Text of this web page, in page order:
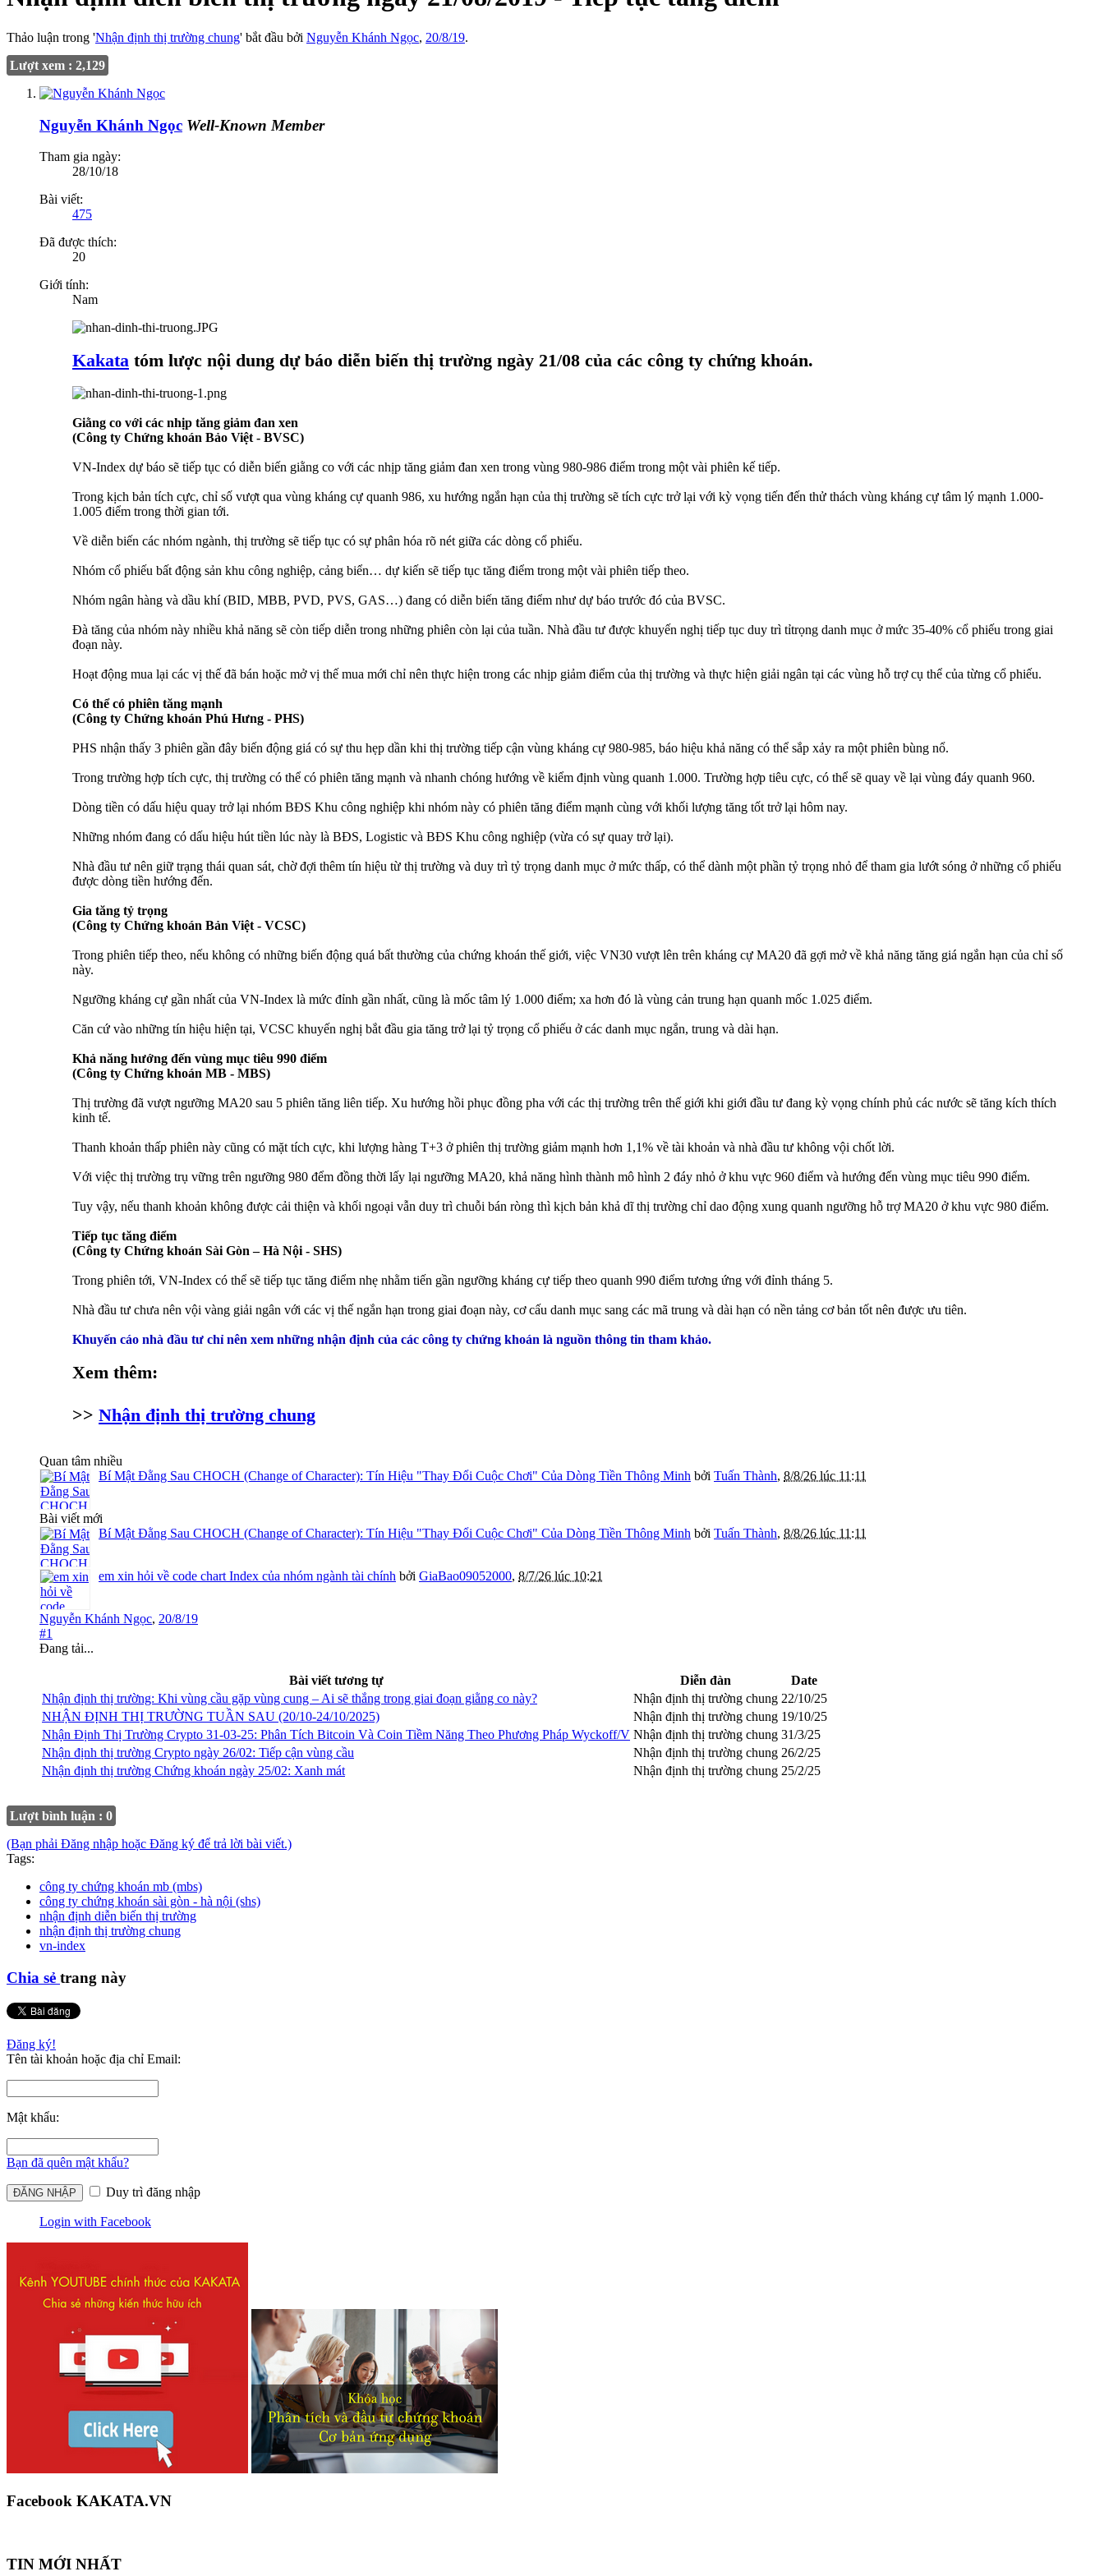
Thảo luận trong 'Nhận định thị trường chung' bắt đầu bởi Nguyễn Khánh Ngọc, 20/8/19.
Lượt xem : 2,129
Nguyễn Khánh Ngọc Well-Known Member
Tham gia ngày:
28/10/18
Bài viết:
475
Đã được thích:
20
Giới tính:
Nam
Kakata tóm lược nội dung dự báo diễn biến thị trường ngày 21/08 của các công ty chứng khoán.
Giằng co với các nhịp tăng giảm đan xen
(Công ty Chứng khoán Bảo Việt - BVSC)
VN-Index dự báo sẽ tiếp tục có diễn biến giằng co với các nhịp tăng giảm đan xen trong vùng 980-986 điểm trong một vài phiên kế tiếp.
Trong kịch bản tích cực, chỉ số vượt qua vùng kháng cự quanh 986, xu hướng ngắn hạn của thị trường sẽ tích cực trở lại với kỳ vọng tiến đến thử thách vùng kháng cự tâm lý mạnh 1.000-
1.005 điểm trong thời gian tới.
Về diễn biến các nhóm ngành, thị trường sẽ tiếp tục có sự phân hóa rõ nét giữa các dòng cổ phiếu.
Nhóm cổ phiếu bất động sản khu công nghiệp, cảng biển… dự kiến sẽ tiếp tục tăng điểm trong một vài phiên tiếp theo.
Nhóm ngân hàng và dầu khí (BID, MBB, PVD, PVS, GAS…) đang có diễn biến tăng điểm như dự báo trước đó của BVSC.
Đà tăng của nhóm này nhiều khả năng sẽ còn tiếp diễn trong những phiên còn lại của tuần. Nhà đầu tư được khuyến nghị tiếp tục duy trì tỉtrọng danh mục ở mức 35-40% cổ phiếu trong giai
đoạn này.
Hoạt động mua lại các vị thế đã bán hoặc mở vị thế mua mới chỉ nên thực hiện trong các nhịp giảm điểm của thị trường và thực hiện giải ngân tại các vùng hỗ trợ cụ thể của từng cổ phiếu.
Có thể có phiên tăng mạnh
(Công ty Chứng khoán Phú Hưng - PHS)
PHS nhận thấy 3 phiên gần đây biến động giá có sự thu hẹp dần khi thị trường tiếp cận vùng kháng cự 980-985, báo hiệu khả năng có thể sắp xảy ra một phiên bùng nổ.
Trong trường hợp tích cực, thị trường có thể có phiên tăng mạnh và nhanh chóng hướng về kiểm định vùng quanh 1.000. Trường hợp tiêu cực, có thể sẽ quay về lại vùng đáy quanh 960.
Dòng tiền có dấu hiệu quay trở lại nhóm BĐS Khu công nghiệp khi nhóm này có phiên tăng điểm mạnh cùng với khối lượng tăng tốt trở lại hôm nay.
Những nhóm đang có dấu hiệu hút tiền lúc này là BĐS, Logistic và BĐS Khu công nghiệp (vừa có sự quay trở lại).
Nhà đầu tư nên giữ trạng thái quan sát, chờ đợi thêm tín hiệu từ thị trường và duy trì tỷ trọng danh mục ở mức thấp, có thể dành một phần tỷ trọng nhỏ để tham gia lướt sóng ở những cổ phiếu
được dòng tiền hướng đến.
Gia tăng tỷ trọng
(Công ty Chứng khoán Bản Việt - VCSC)
Trong phiên tiếp theo, nếu không có những biến động quá bất thường của chứng khoán thế giới, việc VN30 vượt lên trên kháng cự MA20 đã gợi mở về khả năng tăng giá ngắn hạn của chỉ số
này.
Ngưỡng kháng cự gần nhất của VN-Index là mức đỉnh gần nhất, cũng là mốc tâm lý 1.000 điểm; xa hơn đó là vùng cản trung hạn quanh mốc 1.025 điểm.
Căn cứ vào những tín hiệu hiện tại, VCSC khuyến nghị bắt đầu gia tăng trở lại tỷ trọng cổ phiếu ở các danh mục ngắn, trung và dài hạn.
Khả năng hướng đến vùng mục tiêu 990 điểm
(Công ty Chứng khoán MB - MBS)
Thị trường đã vượt ngưỡng MA20 sau 5 phiên tăng liên tiếp. Xu hướng hồi phục đồng pha với các thị trường trên thế giới khi giới đầu tư đang kỳ vọng chính phủ các nước sẽ tăng kích thích
kinh tế.
Thanh khoản thấp phiên này cũng có mặt tích cực, khi lượng hàng T+3 ở phiên thị trường giảm mạnh hơn 1,1% về tài khoản và nhà đầu tư không vội chốt lời.
Với việc thị trường trụ vững trên ngưỡng 980 đểm đồng thời lấy lại ngưỡng MA20, khả năng hình thành mô hình 2 đáy nhỏ ở khu vực 960 điểm và hướng đến vùng mục tiêu 990 điểm.
Tuy vậy, nếu thanh khoản không được cải thiện và khối ngoại vẫn duy trì chuỗi bán ròng thì kịch bản khả dĩ thị trường chỉ dao động xung quanh ngưỡng hỗ trợ MA20 ở khu vực 980 điểm.
Tiếp tục tăng điểm
(Công ty Chứng khoán Sài Gòn – Hà Nội - SHS)
Trong phiên tới, VN-Index có thể sẽ tiếp tục tăng điểm nhẹ nhằm tiến gần ngưỡng kháng cự tiếp theo quanh 990 điểm tương ứng với đỉnh tháng 5.
Nhà đầu tư chưa nên vội vàng giải ngân với các vị thế ngắn hạn trong giai đoạn này, cơ cấu danh mục sang các mã trung và dài hạn có nền tảng cơ bản tốt nên được ưu tiên.
Khuyến cáo nhà đầu tư chỉ nên xem những nhận định của các công ty chứng khoán là nguồn thông tin tham khảo.
Xem thêm:
>> Nhận định thị trường chung
Quan tâm nhiều
Bí Mật Đằng Sau CHOCH (Change of Character): Tín Hiệu "Thay Đổi Cuộc Chơi" Của Dòng Tiền Thông Minh bởi Tuấn Thành, 8/8/26 lúc 11:11
Bài viết mới
Bí Mật Đằng Sau CHOCH (Change of Character): Tín Hiệu "Thay Đổi Cuộc Chơi" Của Dòng Tiền Thông Minh bởi Tuấn Thành, 8/8/26 lúc 11:11
em xin hỏi về code chart Index của nhóm ngành tài chính bởi GiaBao09052000, 8/7/26 lúc 10:21
Nguyễn Khánh Ngọc, 20/8/19
#1
Đang tải...
Bài viết tương tự Diễn đàn
Date
Nhận định thị trường: Khi vùng cầu gặp vùng cung – Ai sẽ thắng trong giai đoạn giằng co này?
Nhận định thị trường chung 22/10/25
NHẬN ĐỊNH THỊ TRƯỜNG TUẦN SAU (20/10-24/10/2025)
Nhận định thị trường chung 19/10/25
Nhận Định Thị Trường Crypto 31-03-25: Phân Tích Bitcoin Và Coin Tiềm Năng Theo Phương Pháp Wyckoff/V Nhận định thị trường chung 31/3/25
Nhận định thị trường Crypto ngày 26/02: Tiếp cận vùng cầu
Nhận định thị trường chung 26/2/25
Nhận định thị trường Chứng khoán ngày 25/02: Xanh mát
Nhận định thị trường chung 25/2/25
Lượt bình luận : 0
(Bạn phải Đăng nhập hoặc Đăng ký để trả lời bài viết.)
Tags:
công ty chứng khoán mb (mbs)
công ty chứng khoán sài gòn - hà nội (shs)
nhận định diễn biến thị trường
nhận định thị trường chung
vn-index
Chia sẻ trang này
Đăng ký!
Tên tài khoản hoặc địa chỉ Email:
Mật khẩu:
Bạn đã quên mật khẩu?
Duy trì đăng nhập
Login with Facebook
Facebook KAKATA.VN
TIN MỚI NHẤT